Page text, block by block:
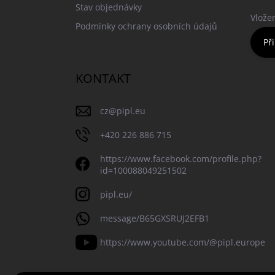
Stav objednávky
Podmínky ochrany osobních údajů
KONTAKT
cz@pipl.eu
+420 226 886 715
https://www.facebook.com/profile.php?
id=100088049251502
pipl.eu/
message/B65GXSRUJ2EFB1
https://www.youtube.com/@pipl.europe